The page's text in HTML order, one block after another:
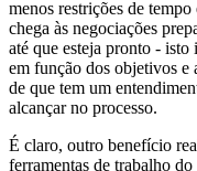
menos restrições de
chega às negociações
até que esteja pronto - isto
em função dos objetivos e
de que tem um
alcançar no processo.
É claro, outro benefício
ferramentas de trabalho